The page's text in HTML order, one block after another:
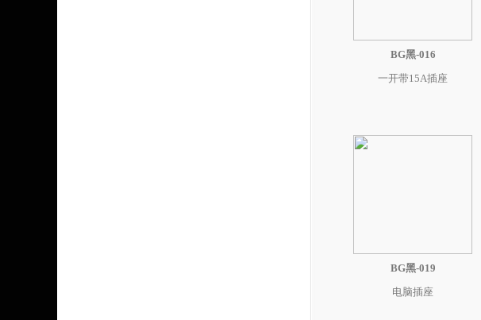
BG黑-016
一开带15A插座
BG黑-019
电脑插座